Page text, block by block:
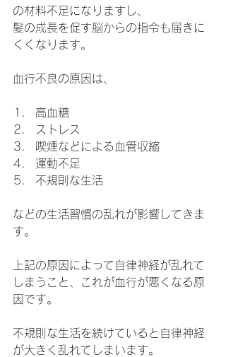
の材料不足になりますし、
髪の成長を促す脳からの指令も届きに
くくなります。
血行不良の原因は、
高血糖
ストレス
喫煙などによる血管収縮
運動不足
不規則な生活
などの生活習慣の乱れが影響してきま
す。
上記の原因によって自律神経が乱れて
しまうこと、これが血行が悪くなる原
因です。
不規則な生活を続けていると自律神経
が大きく乱れてしまいます。